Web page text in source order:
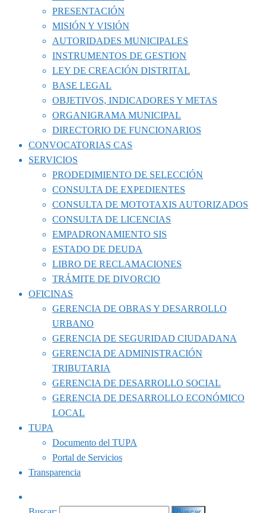
PRESENTACIÓN
MISIÓN Y VISIÓN
AUTORIDADES MUNICIPALES
INSTRUMENTOS DE GESTION
LEY DE CREACIÓN DISTRITAL
BASE LEGAL
OBJETIVOS, INDICADORES Y METAS
ORGANIGRAMA MUNICIPAL
DIRECTORIO DE FUNCIONARIOS
CONVOCATORIAS CAS
SERVICIOS
PRODEDIMIENTO DE SELECCIÓN
CONSULTA DE EXPEDIENTES
CONSULTA DE MOTOTAXIS AUTORIZADOS
CONSULTA DE LICENCIAS
EMPADRONAMIENTO SIS
ESTADO DE DEUDA
LIBRO DE RECLAMACIONES
TRÁMITE DE DIVORCIO
OFICINAS
GERENCIA DE OBRAS Y DESARROLLO
URBANO
GERENCIA DE SEGURIDAD CIUDADANA
GERENCIA DE ADMINISTRACIÓN
TRIBUTARIA
GERENCIA DE DESARROLLO SOCIAL
GERENCIA DE DESARROLLO ECONÓMICO
LOCAL
TUPA
Documento del TUPA
Portal de Servicios
Transparencia